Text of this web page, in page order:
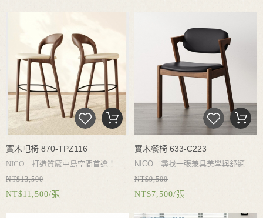
南尼可家具】
【產品五大核心亮點】
順暢旋轉：採用加厚碳素鋼旋轉底
盤，結實牢固耐用，轉向輕鬆不卡
頓。雲端般羽絨填充：坐感飽滿厚
實，完美貼合腰背曲線，給您極致的
包覆與放鬆。便利可拆洗設計：高質
感透氣棉麻材質，設有隱形拉鍊，清
潔打理超輕鬆。寬敞舒適大座深
徑 93cm 寬敞座椅（座高 42cm），
無論盤腿追劇、閱讀放鬆都能完美容
款實木中島吧台椅採用傳統「榫卯工
藝結構」，無釘連接不破壞木質，極
致耐用且延長家具壽命。人體工學
「鞍馬型微弧坐墊」搭配高密度回彈
海綿，給予您最溫柔的包覆感。精緻
不鏽鋼金屬腳踏與獨特圓規木質椅腳
設計，兼具現代簡約與穩固實用。座
高
64cm（總高 67cm），完美契合
現代住宅中島高度。無論是早晨的咖
啡時光，還是夜晚的微醺小酌，這張
吧台椅都是您溫馨家居的最佳核心。
實木吧椅 870-TPZ116
NICO｜ 打造質感中島空間首選！
【Nico尼可家具】嚴選上等白蠟木打
造，保留天然細緻木紋。優雅復古胡
桃色調，融合現代簡約線條，完美適
NT$13,500
NT$11,500/張
實木餐椅 633-C223
NICO｜尋找一張兼具美學與舒適的
完美餐椅？【Nico尼可家具】精選經
典宮崎椅（Z字椅），融合北歐簡約
與現代日式設計。採用優質實木骨
NT$9,500
NT$7,500/張